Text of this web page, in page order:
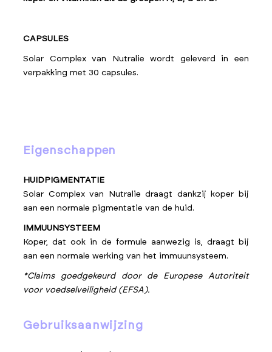
CAPSULES
Solar Complex van Nutralie wordt geleverd in een
verpakking met 30 capsules.
eigenschappen
HUIDPIGMENTATIE
Solar Complex van Nutralie draagt dankzij koper bij
aan een normale pigmentatie van de huid.
IMMUUNSYSTEEM
Koper, dat ook in de formule aanwezig is, draagt bij
aan een normale werking van het immuunsysteem.
*Claims goedgekeurd door de Europese Autoriteit
voor voedselveiligheid (EFSA).
gebruiksaanwijzing